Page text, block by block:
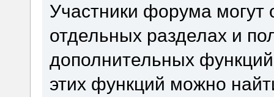
Участники форума
отдельных разделах и
дополнительных
этих функций можно